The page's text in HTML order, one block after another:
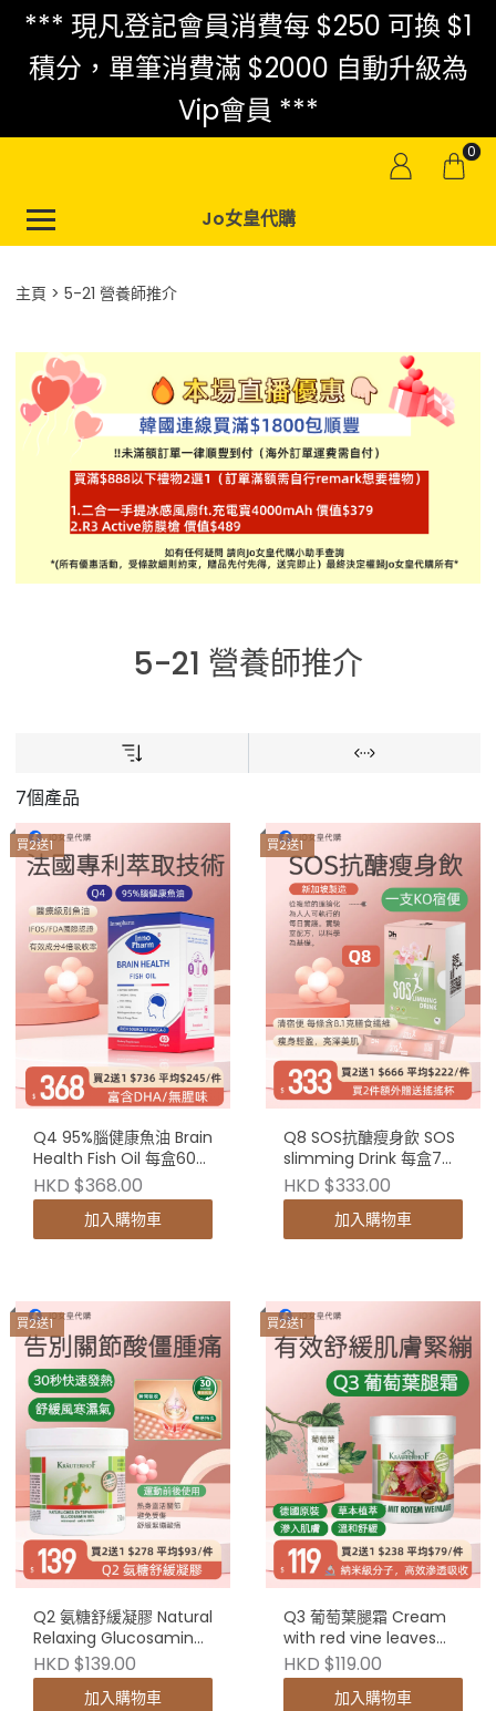
*** 現凡登記會員消費每 $250 可換 $1
積分，單筆消費滿 $2000 自動升級為
Vip會員 ***
0
Jo女皇代購
主頁 5-21 營養師推介
5-21 營養師推介
7個產品
買2送1
Q4 95%腦健康魚油 Brain
Health Fish Oil 每盒60粒
（買2送1）
HKD $368.00
加入購物車
買2送1
Q8 SOS抗醣瘦身飲 SOS
slimming Drink 每盒7條
（買2送1+送搖搖杯）
HKD $333.00
加入購物車
買2送1
Q2 氨糖舒緩凝膠 Natural
Relaxing Glucosamine
Gel 100ml（買2送1）
HKD $139.00
加入購物車
買2送1
Q3 葡萄葉腿霜 Cream
with red vine leaves
250ml（買2送1）
HKD $119.00
加入購物車